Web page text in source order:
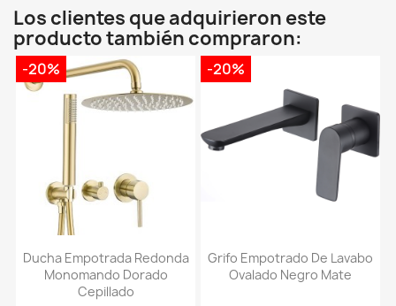
Los clientes que adquirieron este
producto también compraron:
Ducha Empotrada Redonda
Monomando Dorado
Cepillado
-20%
Grifo Empotrado De Lavabo
Ovalado Negro Mate
-20%